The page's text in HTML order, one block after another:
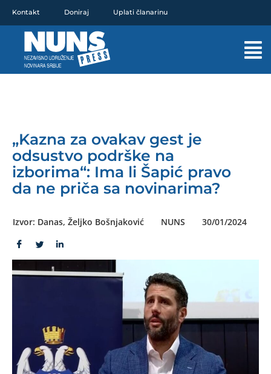
sadržaj
Kontakt Doniraj Uplati članarinu
„Kazna za ovakav gest je
odsustvo podrške na
izborima“: Ima li Šapić pravo
da ne priča sa novinarima?
Izvor: Danas, Željko Bošnjaković NUNS 30/01/2024